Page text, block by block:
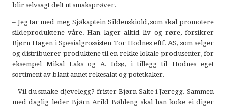
blir selvsagt delt ut smaksprøver.
– Jeg tar med meg Sjøkaptein Sildenskiold, som skal promotere
sildeproduktene våre. Han lager alltid liv og røre, forsikrer
Bjørn Hagen i Spesialgrossisten Tor Hodnes eftf. AS, som selger
og distribuerer produktene til en rekke lokale produsenter, for
eksempel Mikal Laks og A. Idsø, i tillegg til Hodnes eget
sortiment av blant annet rekesalat og potetkaker.
– Vil du smake djevelegg? frister Bjørn Salte i Jæregg. Sammen
med daglig leder Bjørn Arild Bøhleng skal han koke ei diger